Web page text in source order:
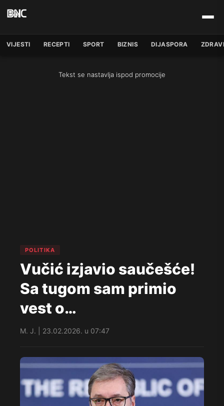
VIJESTI RECEPTI SPORT BIZNIS DIJASPORA
Tekst se nastavlja ispod promocije
POLITIKA
Vučić izjavio saučešće!
Sa tugom sam primio
vest o…
M. J. | 23.02.2026. u 07:47